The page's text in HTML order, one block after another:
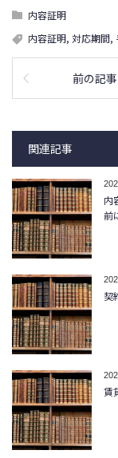
内容証明
内容証明, 対応期間,
前の記事
関連記事
内
前
契
賃